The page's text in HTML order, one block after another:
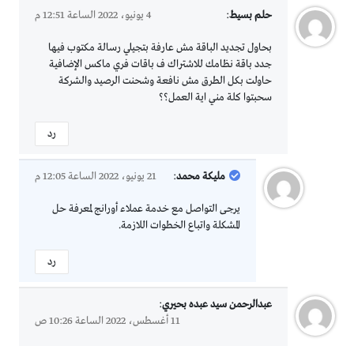
حلم بسيط: 4 يونيو، 2022 الساعة 12:51 م
بحاول تجديد الباقة مش عارفة بتجيلي رسالة مكتوب فيها
جدد باقة نظامك للاشتراك ف باقات فري ماكس الإضافية
حاولت بكل الطرق مش نافعة وشحنت الرصيد والشركة
سحبتوا كلة مني اية العمل؟؟
رد
مليكة محمد: 21 يونيو، 2022 الساعة 12:05 م
يرجى التواصل مع خدمة عملاء أورانج لمعرفة حل
المشكلة واتباع الخطوات اللازمة.
رد
عبدالرحمن سيد عبده بحيري:
11 أغسطس، 2022 الساعة 10:26 ص